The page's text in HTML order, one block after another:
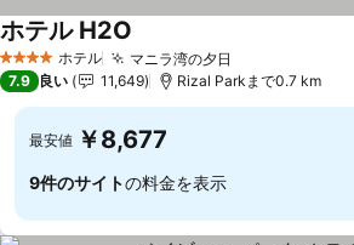
4 ホテルのランク
ホテル マニラ湾の夕日
ホテル H2O
7.9 良い 11,649 Rizal Parkまで0.7 km
最安値 ￥8,677
9件のサイトの料金を表示